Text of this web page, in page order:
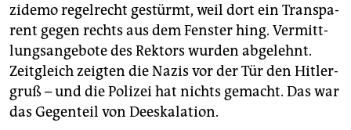
zi­de­mo re­gel­recht ge­stürmt, weil dort ein Trans­pa­
rent gegen rechts aus dem Fens­ter hing. Ver­mitt­
lungs­an­ge­bo­te des Rek­tors wur­den ab­ge­lehnt.
Zeit­gleich zeig­ten die Nazis vor der Tür den Hit­ler­
gruß – und die Po­li­zei hat nichts ge­macht. Das war
das Ge­gen­teil von De­es­ka­la­ti­on.